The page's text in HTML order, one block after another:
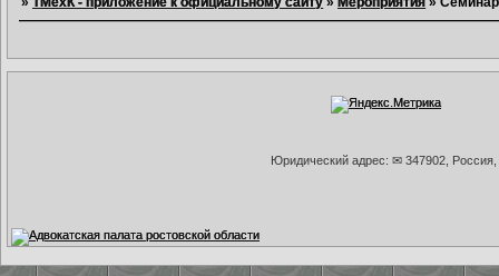
Юридический адрес: ✉ 347902,